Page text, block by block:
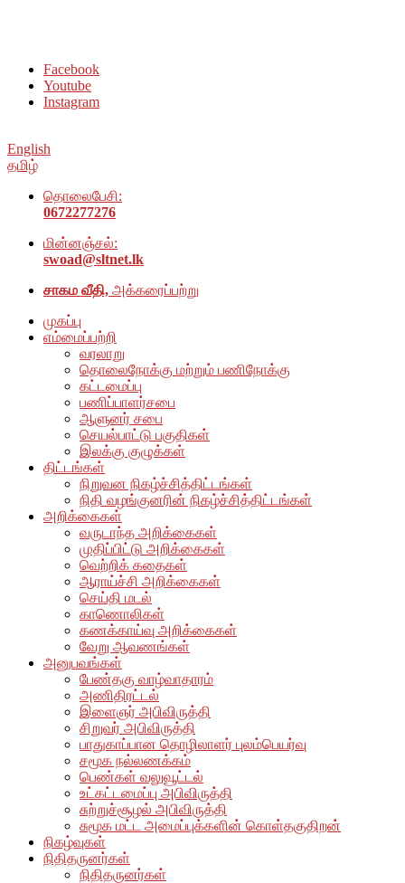
Facebook
Youtube
Instagram
English
தமிழ்
தொலைபேசி:
0672277276
மின்னஞ்சல்:
swoad@sltnet.lk
சாகம வீதி, அக்கரைப்பற்று
முகப்பு
எம்மைப்பற்றி
வரலாறு
தொலைநோக்கு மற்றும் பணிநோக்கு
கட்டமைப்பு
பணிப்பாளர்சபை
ஆளுனர் சபை
செயல்பாட்டு பகுதிகள்
இலக்கு குழுக்கள்
திட்டங்கள்
நிறுவன நிகழ்ச்சித்திட்டங்கள்
நிதி வழங்குனரின் நிகழ்ச்சித்திட்டங்கள்
அறிக்கைகள்
வருடாந்த அறிக்கைகள்
முதிப்பிட்டு அறிக்கைகள்
வெற்றிக் கதைகள்
ஆராய்ச்சி அறிக்கைகள்
செய்தி மடல்
காணொலிகள்
கணக்காய்வு அறிக்கைகள்
வேறு ஆவணங்கள்
அனுபவங்கள்
பேண்தகு வாழ்வாதாரம்
அணிதிரட்டல்
இளைஞர் அபிவிருத்தி
சிறுவர் அபிவிருத்தி
பாதுகாப்பான தொழிலாளர் புலம்பெயர்வு
சமூக நல்லணக்கம்
பெண்கள் வலுவூட்டல்
உட்கட்டமைப்பு அபிவிருத்தி
சுற்றுச்சூழல் அபிவிருத்தி
சுமூக மட்ட அமைப்புக்களின் கொள்தகுதிறன்
நிகழ்வுகள்
நிதிதருனர்கள்
நிதிதருனர்கள்